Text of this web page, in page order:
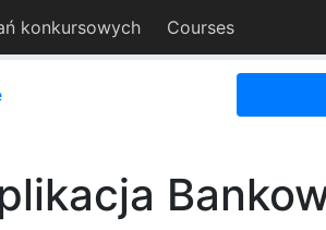
konkursowych Courses